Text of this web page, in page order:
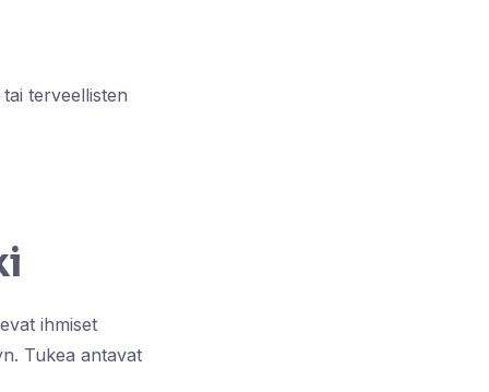
terveellisten
ihmiset
Tukea antavat